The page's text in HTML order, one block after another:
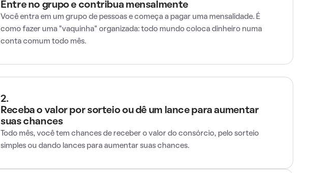
Entre no grupo e contribua mensalmente
Você entra em um grupo de pessoas e começa a pagar uma mensalidade. É
como fazer uma "vaquinha" organizada: todo mundo coloca dinheiro numa
conta comum todo mês.
2.
Receba o valor por sorteio ou dê um lance para aumentar
suas chances
Todo mês, você tem chances de receber o valor do consórcio, pelo sorteio
simples ou dando lances para aumentar suas chances.